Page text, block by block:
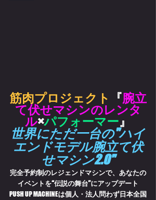
筋肉プロジェクト 『腕立
て伏せマシンのレンタ
ル×パフォーマー』
世界にただ一台の"ハイ
エンドモデル腕立て伏
せマシン2.0"
完全予約制のレジェンドマシンで、あなたの
イベントを“伝説の舞台”にアップデート
PUSH UP MACHINEは個人・法人問わず日本全国